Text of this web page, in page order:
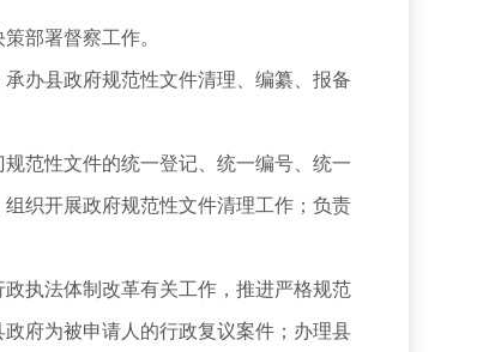
部署督察工作。
办县政府规范性文件清理、编纂、报备
范性文件的统一登记、统一编号、统一
织开展政府规范性文件清理工作；负责
执法体制改革有关工作，推进严格规范
府为被申请人的行政复议案件；办理县